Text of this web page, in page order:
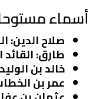
أسماء
صلاح الدين:
طارق:
خالد بن الوليد
عمر بن